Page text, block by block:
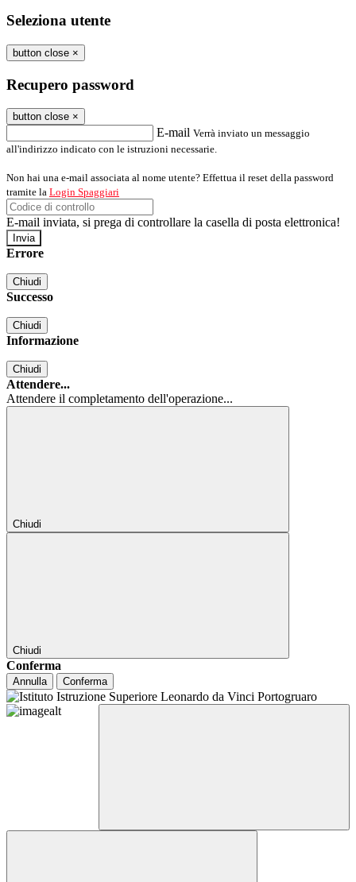
Seleziona utente
button close ×
Recupero password
button close ×
E-mail Verrà inviato un messaggio
all'indirizzo indicato con le istruzioni necessarie.
Non hai una e-mail associata al nome utente? Effettua il reset della password
tramite la Login Spaggiari
E-mail inviata, si prega di controllare la casella di posta elettronica!
Errore
Chiudi
Successo
Chiudi
Informazione
Chiudi
Attendere...
Attendere il completamento dell'operazione...
Chiudi
Chiudi
Conferma
Annulla Conferma